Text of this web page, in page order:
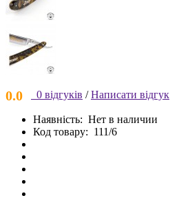
0.0 0 відгуків / Написати відгук
Наявність: Нет в наличии
Код товару: 111/6